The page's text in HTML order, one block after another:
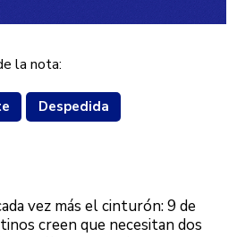
la nota:
Despedida
vez más el cinturón: 9 de
creen que necesitan dos